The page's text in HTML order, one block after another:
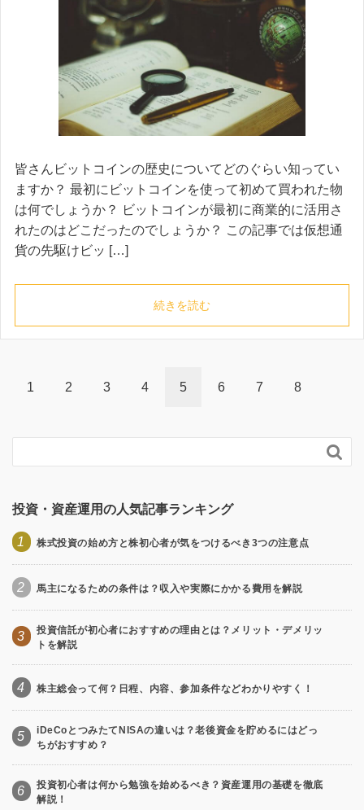
皆さんビットコインの歴史についてどのぐらい知ってい
ますか？ 最初にビットコインを使って初めて買われた物
は何でしょうか？ ビットコインが最初に商業的に活用さ
れたのはどこだったのでしょうか？ この記事では仮想通
貨の先駆けビッ […]
続きを読む
1 2 3 4 5 6 7 8

投資・資産運用の人気記事ランキング
1 株式投資の始め方と株初心者が気をつけるべき3つの注意点
2 馬主になるための条件は？収入や実際にかかる費用を解説
3
投資信託が初心者におすすめの理由とは？メリット・デメリッ
トを解説
4 株主総会って何？日程、内容、参加条件などわかりやすく！
5
iDeCoとつみたてNISAの違いは？老後資金を貯めるにはどっ
ちがおすすめ？
6
投資初心者は何から勉強を始めるべき？資産運用の基礎を徹底
解説！